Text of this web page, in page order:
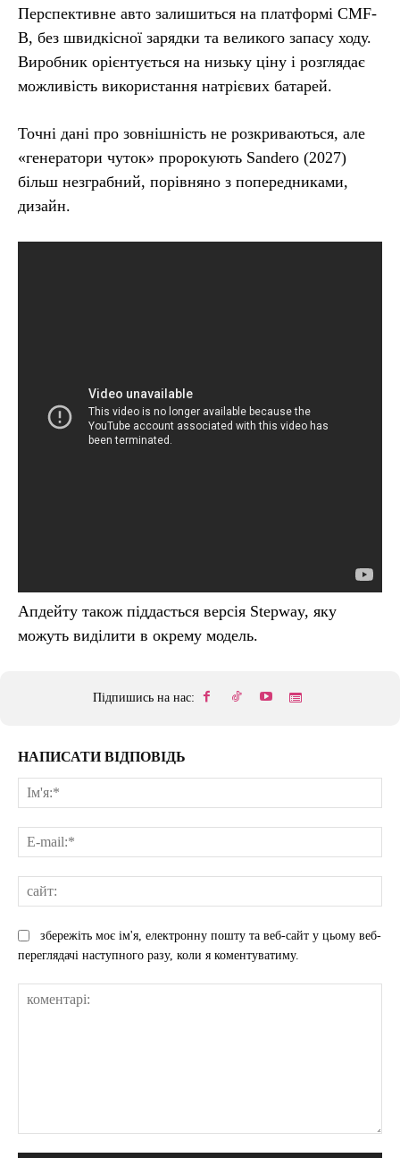
Перспективне авто залишиться на платформі CMF-
B, без швидкісної зарядки та великого запасу ходу.
Виробник орієнтується на низьку ціну і розглядає
можливість використання натрієвих батарей.
Точні дані про зовнішність не розкриваються, але
«генератори чуток» пророкують Sandero (2027)
більш незграбний, порівняно з попередниками,
дизайн.
Апдейту також піддасться версія Stepway, яку
можуть виділити в окрему модель.
Підпишись на нас:
НАПИСАТИ ВІДПОВІДЬ
збережіть моє ім'я, електронну пошту та веб-сайт у цьому веб-
переглядачі наступного разу, коли я коментуватиму.